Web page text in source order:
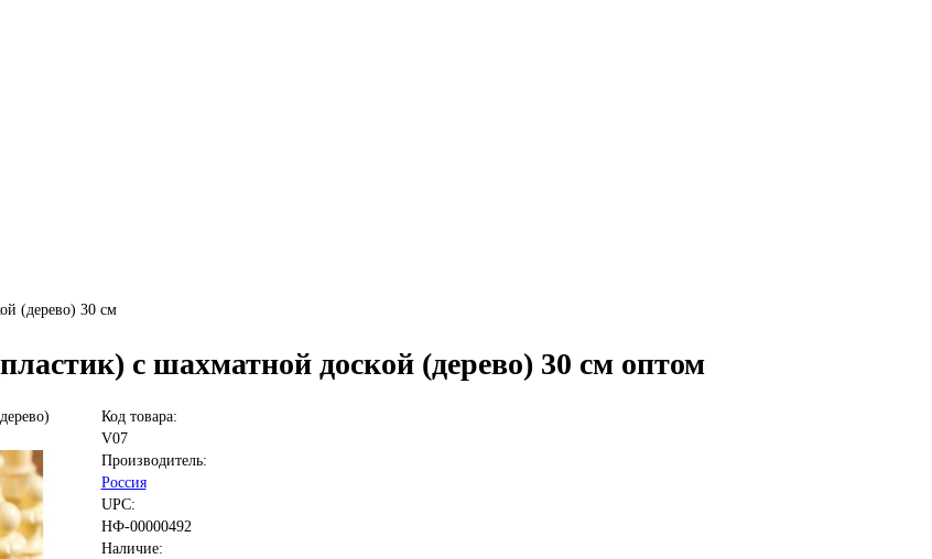
(дерево) 30 см
с шахматной доской (дерево) 30 см оптом
Код товара:
V07
Производитель:
Россия
UPC:
НФ-00000492
Наличие: